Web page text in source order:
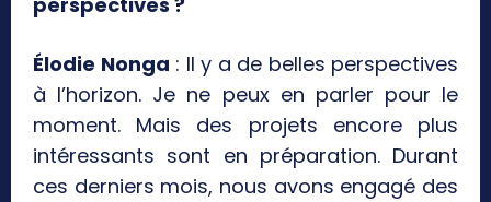
Élodie Nonga : Il y a de belles perspectives
à l’horizon. Je ne peux en parler pour le
moment. Mais des projets encore plus
intéressants sont en préparation. Durant
ces derniers mois, nous avons engagé des